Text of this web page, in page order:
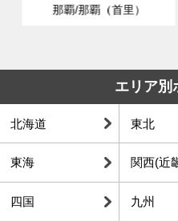
那覇/那覇（首里）
エリア別
北海道 東北
東海 関西(近
四国 九州